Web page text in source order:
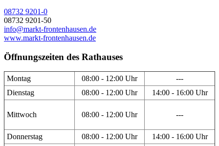
08732 9201-0
08732 9201-50
info@markt-frontenhausen.de
www.markt-frontenhausen.de
Öffnungszeiten des Rathauses
Montag 08:00 - 12:00 Uhr
---
Dienstag
08:00 - 12:00 Uhr 14:00 - 16:00 Uhr
Mittwoch 08:00 - 12:00 Uhr ---
Donnerstag 08:00 - 12:00 Uhr
14:00 - 16:00 Uhr